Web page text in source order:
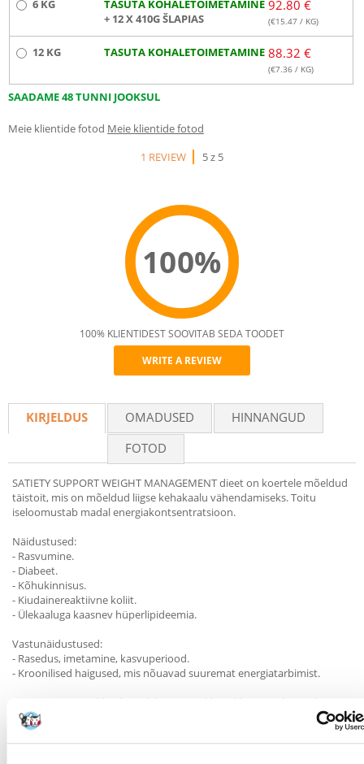
6 KG
TASUTA KOHALETOIMETAMINE
+ 12 X 410G ŠLAPIAS
92.80 €
(€15.47 / KG)
12 KG TASUTA KOHALETOIMETAMINE 88.32 €
(€7.36 / KG)
SAADAME 48 TUNNI JOOKSUL
Meie klientide fotod Meie klientide fotod
1 REVIEW
5 z 5
100%
Recommend
100% KLIENTIDEST SOOVITAB SEDA TOODET
WRITE A REVIEW
KIRJELDUS OMADUSED
HINNANGUD
FOTOD
SATIETY SUPPORT WEIGHT MANAGEMENT dieet on koertele mõeldud
täistoit, mis on mõeldud liigse kehakaalu vähendamiseks. Toitu
iseloomustab madal energiakontsentratsioon.
Näidustused:
- Rasvumine.
- Diabeet.
- Kõhukinnisus.
- Kiudainereaktiivne koliit.
- Ülekaaluga kaasnev hüperlipideemia.
Vastunäidustused:
- Rasedus, imetamine, kasvuperiood.
- Kroonilised haigused, mis nõuavad suuremat energiatarbimist.
KOOSTIS: taimsed kiudained, kuivatatud linnuliha, nisugluteen*,
tapiokk, maisigluteen, loomsete valkude hüdrolüsaat, mais, nisu,
loomsed rasvad, peedipulp, mineraalsoolad, kalaõli, frukto-
oligosahhariidid, sojaõli, psülliumkapslid ja -seemned, koorikloomade